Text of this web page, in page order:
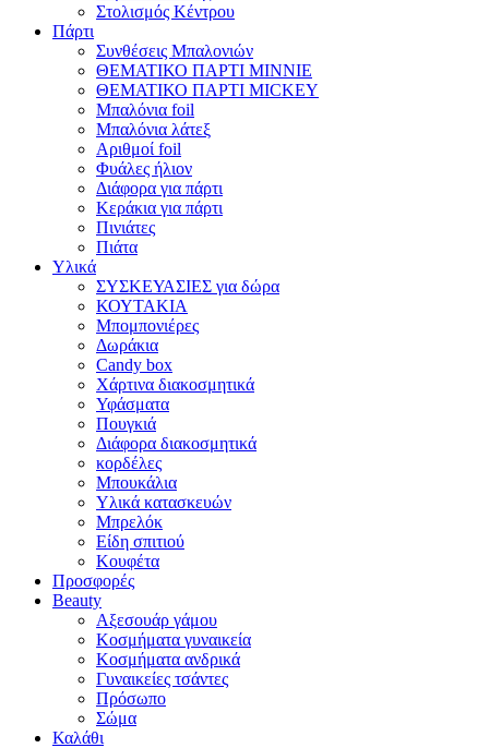
Στολισμός Κέντρου
Πάρτι
Συνθέσεις Μπαλονιών
ΘΕΜΑΤΙΚΟ ΠΑΡΤΙ ΜΙΝΝΙΕ
ΘΕΜΑΤΙΚΟ ΠΑΡΤΙ MICKEY
Μπαλόνια foil
Μπαλόνια λάτεξ
Αριθμοί foil
Φυάλες ήλιον
Διάφορα για πάρτι
Κεράκια για πάρτι
Πινιάτες
Πιάτα
Υλικά
ΣΥΣΚΕΥΑΣΙΕΣ για δώρα
ΚΟΥΤΑΚΙΑ
Μπομπονιέρες
Δωράκια
Candy box
Χάρτινα διακοσμητικά
Υφάσματα
Πουγκιά
Διάφορα διακοσμητικά
κορδέλες
Μπουκάλια
Υλικά κατασκευών
Μπρελόκ
Είδη σπιτιού
Κουφέτα
Προσφορές
Beauty
Αξεσουάρ γάμου
Κοσμήματα γυναικεία
Κοσμήματα ανδρικά
Γυναικείες τσάντες
Πρόσωπο
Σώμα
Καλάθι